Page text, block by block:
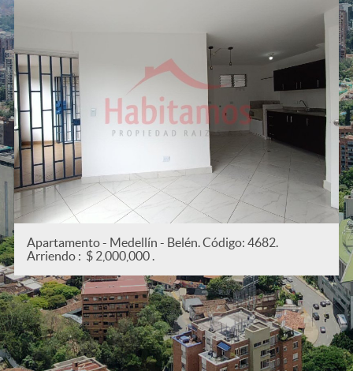
Apartamento - Medellín - San Joaquín. Código:
Arriendo : $ 2,200,000 .